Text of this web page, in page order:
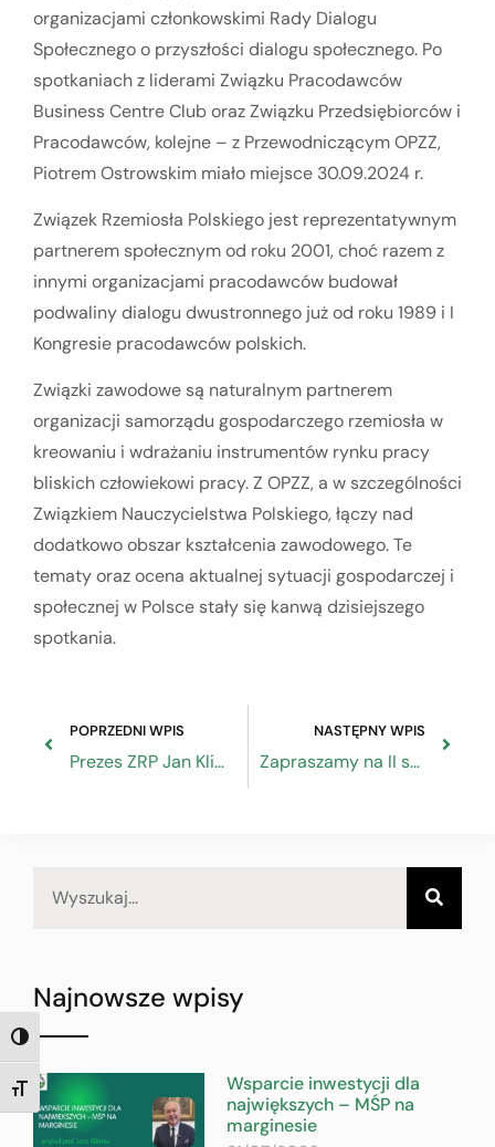
TOGGLE HIGH CONTRAST
TOGGLE FONT SIZE
organizacjami członkowskimi Rady Dialogu
Społecznego o przyszłości dialogu społecznego. Po
spotkaniach z liderami Związku Pracodawców
Business Centre Club oraz Związku Przedsiębiorców i
Pracodawców, kolejne – z Przewodniczącym OPZZ,
Piotrem Ostrowskim miało miejsce 30.09.2024 r.
Związek Rzemiosła Polskiego jest reprezentatywnym
partnerem społecznym od roku 2001, choć razem z
innymi organizacjami pracodawców budował
podwaliny dialogu dwustronnego już od roku 1989 i I
Kongresie pracodawców polskich.
Związki zawodowe są naturalnym partnerem
organizacji samorządu gospodarczego rzemiosła w
kreowaniu i wdrażaniu instrumentów rynku pracy
bliskich człowiekowi pracy. Z OPZZ, a w szczególności
Związkiem Nauczycielstwa Polskiego, łączy nad
dodatkowo obszar kształcenia zawodowego. Te
tematy oraz ocena aktualnej sytuacji gospodarczej i
społecznej w Polsce stały się kanwą dzisiejszego
spotkania.
POPRZEDNI WPIS
Prezes ZRP Jan Klimek o płacy minimalnej w Prawo.pl
NASTĘPNY WPIS
Zapraszamy na II spotkanie Kobiet Rzemiosła
Najnowsze wpisy
Wsparcie inwestycji dla
największych – MŚP na
marginesie